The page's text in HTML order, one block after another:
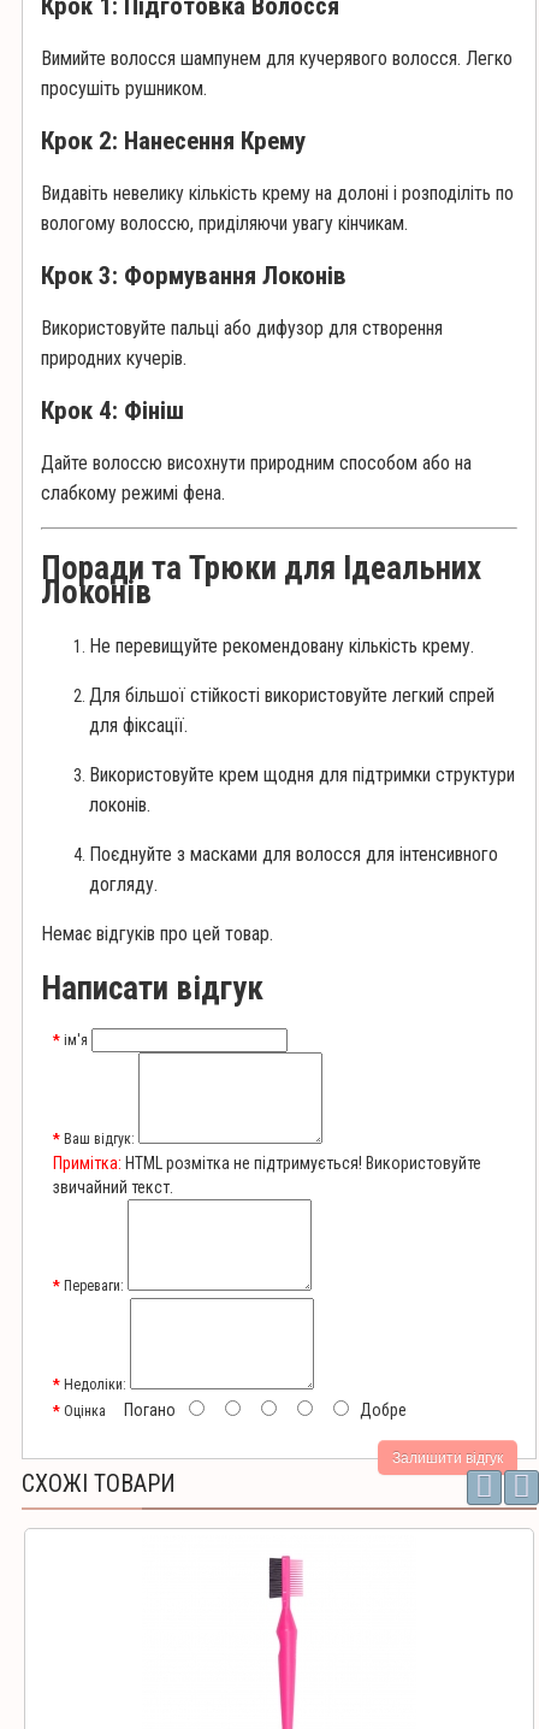
Вимийте волосся шампунем для кучерявого волосся. Легко
просушіть рушником.
Крок 2: Нанесення Крему
Видавіть невелику кількість крему на долоні і розподіліть по
вологому волоссю, приділяючи увагу кінчикам.
Крок 3: Формування Локонів
Використовуйте пальці або дифузор для створення
природних кучерів.
Крок 4: Фініш
Дайте волоссю висохнути природним способом або на
слабкому режимі фена.
Поради та Трюки для Ідеальних
Локонів
Не перевищуйте рекомендовану кількість крему.
Для більшої стійкості використовуйте легкий спрей
для фіксації.
Використовуйте крем щодня для підтримки структури
локонів.
Поєднуйте з масками для волосся для інтенсивного
догляду.
Немає відгуків про цей товар.
Написати відгук
ім'я
Ваш відгук:
Примітка: HTML розмітка не підтримується! Використовуйте
звичайний текст.
Переваги:
Недоліки:
Оцінка
Погано Добре
Залишити відгук
СХОЖІ ТОВАРИ